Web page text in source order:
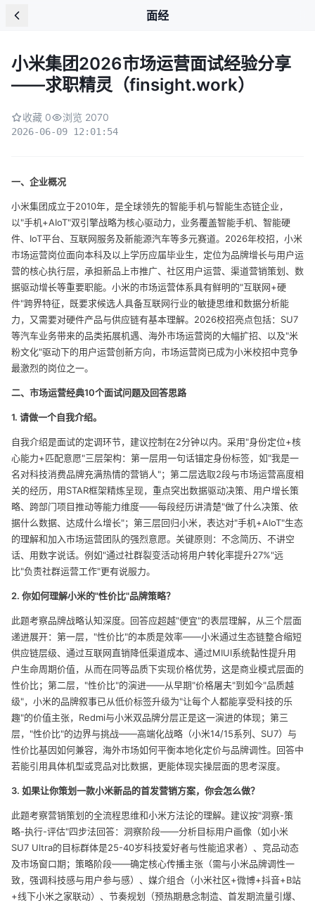
面经
小米集团2026市场运营面试经验分享
——求职精灵（finsight.work）
收藏 0 浏览 2070
2026-06-09 12:01:54
一、企业概况
小米集团成立于2010年，是全球领先的智能手机与智能生态链企业，
以"手机+AIoT"双引擎战略为核心驱动力，业务覆盖智能手机、智能硬
件、IoT平台、互联网服务及新能源汽车等多元赛道。2026年校招，小米
市场运营岗位面向本科及以上学历应届毕业生，定位为品牌增长与用户运
营的核心执行层，承担新品上市推广、社区用户运营、渠道营销策划、数
据驱动增长等重要职能。小米的市场运营体系具有鲜明的"互联网+硬
件"跨界特征，既要求候选人具备互联网行业的敏捷思维和数据分析能
力，又需要对硬件产品与供应链有基本理解。2026校招亮点包括：SU7
等汽车业务带来的品类拓展机遇、海外市场运营岗的大幅扩招、以及"米
粉文化"驱动下的用户运营创新方向，市场运营岗已成为小米校招中竞争
最激烈的岗位之一。
二、市场运营经典10个面试问题及回答思路
1. 请做一个自我介绍。
自我介绍是面试的定调环节，建议控制在2分钟以内。采用"身份定位+核
心能力+匹配意愿"三层架构：第一层用一句话锚定身份标签，如"我是一
名对科技消费品牌充满热情的营销人"；第二层选取2段与市场运营高度相
关的经历，用STAR框架精炼呈现，重点突出数据驱动决策、用户增长策
略、跨部门项目推动等能力维度——每段经历讲清楚"做了什么决策、依
据什么数据、达成什么增长"；第三层回归小米，表达对"手机+AIoT"生态
的理解和加入市场运营团队的强烈意愿。关键原则：不念简历、不讲空
话、用数字说话。例如"通过社群裂变活动将用户转化率提升27%"远
比"负责社群运营工作"更有说服力。
2. 你如何理解小米的"性价比"品牌策略？
此题考察品牌战略认知深度。回答应超越"便宜"的表层理解，从三个层面
递进展开：第一层，"性价比"的本质是效率——小米通过生态链整合缩短
供应链层级、通过互联网直销降低渠道成本、通过MIUI系统黏性提升用
户生命周期价值，从而在同等品质下实现价格优势，这是商业模式层面的
性价比；第二层，"性价比"的演进——从早期"价格屠夫"到如今"品质越
级"，小米的品牌叙事已从低价标签升级为"让每个人都能享受科技的乐
趣"的价值主张，Redmi与小米双品牌分层正是这一演进的体现；第三
层，"性价比"的边界与挑战——高端化战略（小米14/15系列、SU7）与
性价比基因如何兼容，海外市场如何平衡本地化定价与品牌调性。回答中
若能引用具体机型或竞品对比数据，更能体现实操层面的思考深度。
3. 如果让你策划一款小米新品的首发营销方案，你会怎么做？
此题考察营销策划的全流程思维和小米方法论的理解。建议按"洞察-策
略-执行-评估"四步法回答：洞察阶段——分析目标用户画像（如小米
SU7 Ultra的目标群体是25-40岁科技爱好者与性能追求者）、竞品动态
及市场窗口期；策略阶段——确定核心传播主张（需与小米品牌调性一
致，强调科技感与用户参与感）、媒介组合（小米社区+微博+抖音+B站
+线下小米之家联动）、节奏规划（预热期悬念制造、首发期流量引爆、